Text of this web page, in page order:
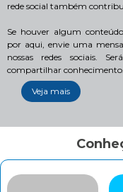
rede social também
Se houver algum
por aqui, envie uma
nossas redes sociais.
compartilhar conhecimento.
Veja mais